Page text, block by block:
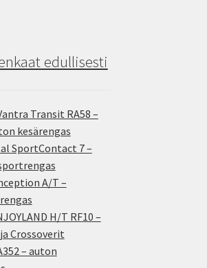
edullisesti
Transit RA58 –
kesärengas
SportContact 7 –
A/T –
H/T RF10 –
Crossoverit
– auton